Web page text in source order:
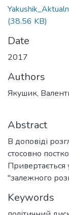
(38.56 KB)
Date
2017
Authors
Якушик,
Abstract
В доповіді
стосовно
Привертається
"залежного
Keywords